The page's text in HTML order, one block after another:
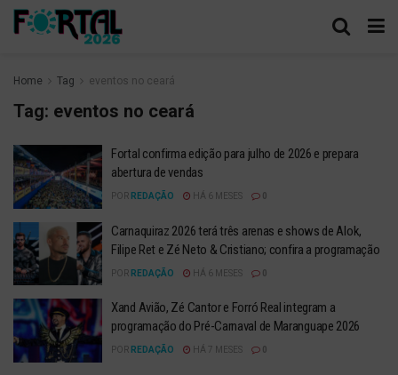
Home Tag eventos no ceará
Tag: eventos no ceará
Fortal confirma edição para julho de 2026 e prepara
abertura de vendas
POR REDAÇÃO HÁ 6 MESES
Carnaquiraz 2026 terá três arenas e shows de Alok,
Filipe Ret e Zé Neto & Cristiano; confira a programação
POR REDAÇÃO HÁ 6 MESES
Xand Avião, Zé Cantor e Forró Real integram a
programação do Pré-Carnaval de Maranguape 2026
POR REDAÇÃO HÁ 7 MESES